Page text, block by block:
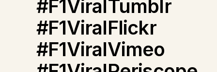
#F1ViralTumblr
#F1ViralFlickr
#F1ViralVimeo